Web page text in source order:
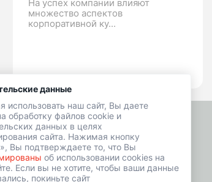
На успех компании влияют
множество аспектов
корпоративной ку...
данные
использовать наш сайт, Вы даете
обработку файлов cookie и
данных в целях
сайта. Нажимая кнопку
Вы подтверждаете то, что Вы
об использовании cookies на
Если вы не хотите, чтобы ваши данные
покиньте сайт
Подписаться на рассылку